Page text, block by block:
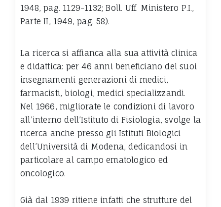
1948, pag. 1129-1132; Boll. Uff. Ministero P.I.,
Parte II, 1949, pag. 58).
La ricerca si affianca alla sua attività clinica
e didattica: per 46 anni beneficiano del suoi
insegnamenti generazioni di medici,
farmacisti, biologi, medici specializzandi.
Nel 1966, migliorate le condizioni di lavoro
all’interno dell’Istituto di Fisiologia, svolge la
ricerca anche presso gli Istituti Biologici
dell’Università di Modena, dedicandosi in
particolare al campo ematologico ed
oncologico.
Già dal 1939 ritiene infatti che strutture del